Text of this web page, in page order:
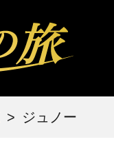
ジュノー